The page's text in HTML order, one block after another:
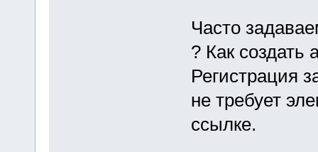
Часто
? Как создать
Регистрация
не требует
ссылке.